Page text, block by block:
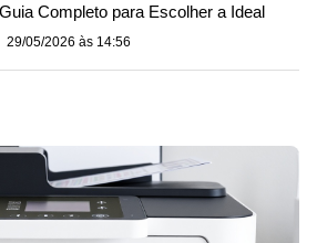
Completo para Escolher a Ideal
29/05/2026 às 14:56